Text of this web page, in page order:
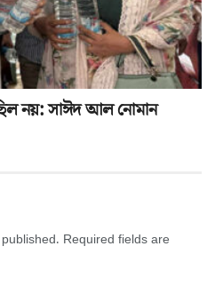
নয়: সাঈদ আল নোমান
Required fields are